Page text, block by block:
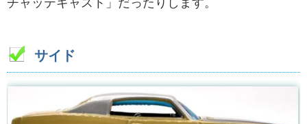
チャッテキャスト」だったりします。
サイド